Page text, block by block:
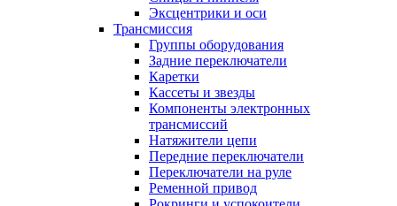
Эксцентрики и оси
Трансмиссия
Группы оборудования
Задние переключатели
Каретки
Кассеты и звезды
Компоненты электронных
трансмиссий
Натяжители цепи
Передние переключатели
Переключатели на руле
Ременной привод